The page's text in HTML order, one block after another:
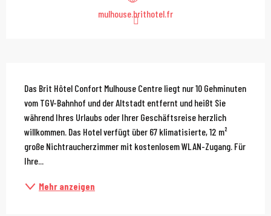
mulhouse.brithotel.fr
Beschreibung
Das Brit Hôtel Confort Mulhouse Centre liegt nur 10 Gehminuten
vom TGV-Bahnhof und der Altstadt entfernt und heißt Sie
während Ihres Urlaubs oder Ihrer Geschäftsreise herzlich
willkommen. Das Hotel verfügt über 67 klimatisierte, 12 m²
große Nichtraucherzimmer mit kostenlosem WLAN-Zugang. Für
Ihre...
Mehr anzeigen